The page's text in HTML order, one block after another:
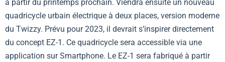
à partir du printemps prochain. Viendra ensuite un nouveau
quadricycle urbain électrique à deux places, version moderne
du Twizzy. Prévu pour 2023, il devrait s’inspirer directement
du concept EZ-1. Ce quadricycle sera accessible via une
application sur Smartphone. Le EZ-1 sera fabriqué à partir